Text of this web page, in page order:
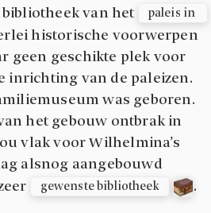
van het
paleis in
historische voorwerpen
geen geschikte plek voor
inrichting van de paleizen.
was geboren.
het gebouw ontbrak in
vlak voor Wilhelmina’s
alsnog aangebouwd
gewenste bibliotheek
.